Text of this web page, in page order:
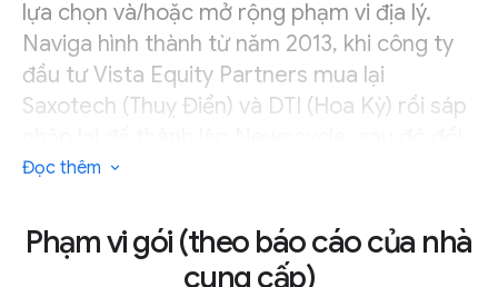
lựa chọn và/hoặc mở rộng phạm vi địa lý.
Naviga hình thành từ năm 2013, khi công ty
đầu tư Vista Equity Partners mua lại
Saxotech (Thuỵ Điển) và DTI (Hoa Kỳ) rồi sáp
tên thành Naviga Global vào năm 2019. Các
tách ra) nhiều công cụ về độc giả, gói thuê
bao, quản lý quảng cáo và nội dung, bao
Đọc thêm
Phạm vi gói (theo báo cáo của nhà
cung cấp)